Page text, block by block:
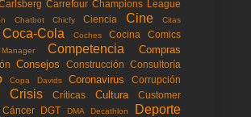
Carrefour Champions League
Chatbot Chicfy Ciencia Cine Citas
Coca-Cola Coches Cocina Comics
Competencia Compras
Consejos Construcción Consultoría
Copa Davids Coronavirus Corrupción
Crisis Críticas Cultura
Customer
Cáncer DGT DMA Decathlon Deporte